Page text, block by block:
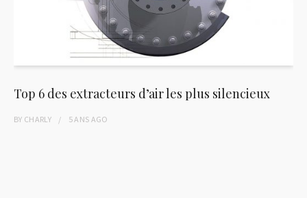
Top 6 des extracteurs d’air les plus silencieux
BY CHARLY 5 ANS AGO